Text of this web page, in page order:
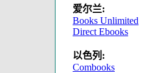
爱尔兰:
Books Unlimited
Direct Ebooks
以色列:
Combooks